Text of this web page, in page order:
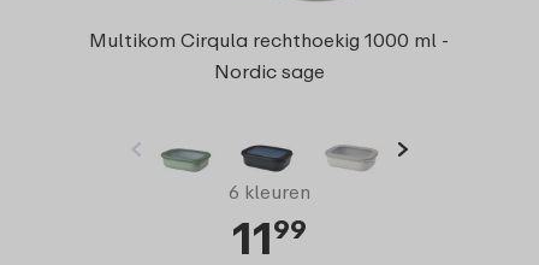
Multikom Cirqula rechthoekig 1000 ml -
Nordic sage
6 kleuren
1199